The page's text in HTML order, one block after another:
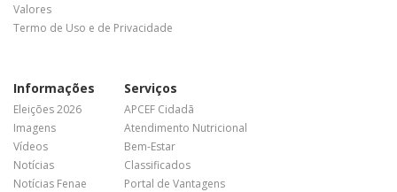
Valores
Termo de Uso e de Privacidade
Informações
Eleições 2026
Imagens
Vídeos
Notícias
Notícias Fenae
Serviços
APCEF Cidadã
Atendimento Nutricional
Bem-Estar
Classificados
Portal de Vantagens